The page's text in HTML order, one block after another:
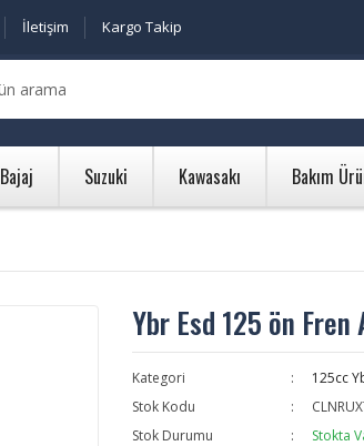
İletişim Kargo Takip
Bajaj Suzuki Kawasakı Bakım
Ybr Esd 125 ön
Kategori
125cc
Stok Kodu
Stok Durumu
Stokta